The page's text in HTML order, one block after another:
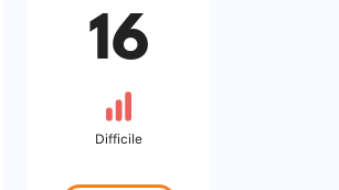
16
Difficile